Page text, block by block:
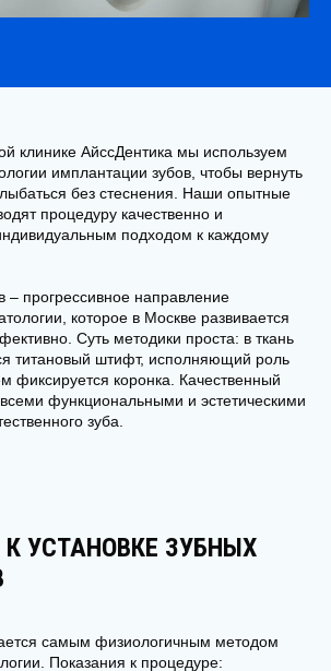
клинике АйссДентика мы используем
имплантации зубов, чтобы вернуть
без стеснения. Наши опытные
процедуру качественно и
подходом к каждому
– прогрессивное направление
которое в Москве развивается
Суть методики проста: в ткань
титановый штифт, исполняющий роль
фиксируется коронка. Качественный
функциональными и эстетическими
зуба.
УСТАНОВКЕ ЗУБНЫХ
самым физиологичным методом
Показания к процедуре: